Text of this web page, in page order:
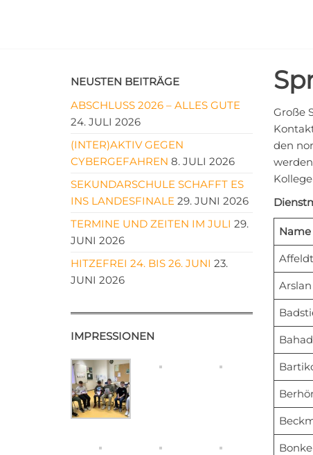
Herz
Hand
Große
den
Affeldt
Arslan
NEUSTEN BEITRÄGE
ABSCHLUSS 2026 – ALLES GUTE
24. JULI 2026
(INTER)AKTIV GEGEN
CYBERGEFAHREN 8. JULI 2026
SEKUNDARSCHULE SCHAFFT ES
INS LANDESFINALE 29. JUNI 2026
TERMINE UND ZEITEN IM JULI 29.
JUNI 2026
HITZEFREI 24. BIS 26. JUNI 23.
JUNI 2026
IMPRESSIONEN